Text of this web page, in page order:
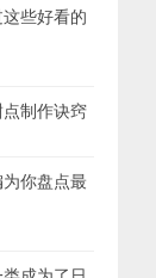
些好看的
制作诀窍
你盘点最